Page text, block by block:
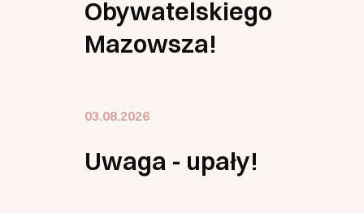
Obywatelskiego
Mazowsza!
03.08.2026
Uwaga - upały!